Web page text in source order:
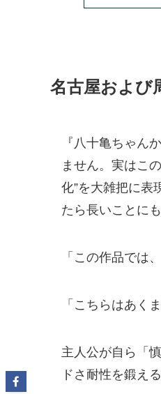
名古屋および
『八十亀ちゃん
ません。実はこ
化”を大雑把に表
たら長いことに
「この作品では
「こちらはあく
主人公が自ら「
ドさ耐性を鍛え